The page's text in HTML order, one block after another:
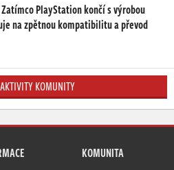
Zatímco PlayStation končí s výrobou
na zpětnou kompatibilitu a převod
KOMUNITY
KOMUNITA